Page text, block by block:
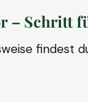
– Schritt
findest